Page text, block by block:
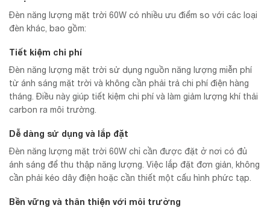
Đèn năng lượng mặt trời 60W có nhiều ưu điểm so với các loại
đèn khác, bao gồm:
Tiết kiệm chi phí
Đèn năng lượng mặt trời sử dụng nguồn năng lượng miễn phí
từ ánh sáng mặt trời và không cần phải trả chi phí điện hàng
tháng. Điều này giúp tiết kiệm chi phí và làm giảm lượng khí thải
carbon ra môi trường.
Dễ dàng sử dụng và lắp đặt
Đèn năng lượng mặt trời 60W chỉ cần được đặt ở nơi có đủ
ánh sáng để thu thập năng lượng. Việc lắp đặt đơn giản, không
cần phải kéo dây điện hoặc cần thiết một cấu hình phức tạp.
Bền vững và thân thiện với môi trường